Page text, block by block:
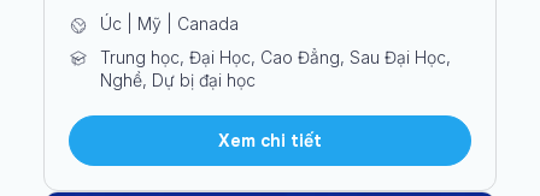
Úc | Mỹ | Canada
Trung học, Đại Học, Cao Đẳng, Sau Đại Học,
Nghề, Dự bị đại học
Xem chi tiết